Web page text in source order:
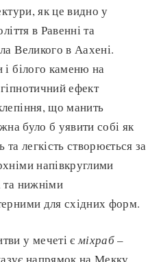
як це видно у
в Равенні та
Великого в Аахені.
і білого каменю на
ефект
що манить
було б уявити собі як
легкість створюється за
напівкруглими
та нижніми
для східних форм.
у мечеті єміхраб–
напрямок на Мекку.